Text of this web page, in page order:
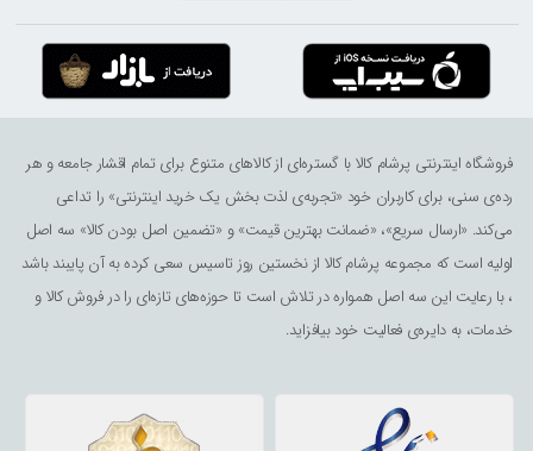
فروشگاه اینترنتی پرشام کالا با گستره‌ای از کالاهای متنوع برای تمام اقشار جامعه و هر
رده‌ی سنی، برای کاربران خود «تجربه‌ی لذت ‌بخش یک خرید اینترنتی» را تداعی
می‌کند. «ارسال سریع»، «ضمانت بهترین قیمت» و «تضمین اصل بودن کالا» سه اصل
اولیه است که مجموعه پرشام کالا از نخستین روز تاسیس سعی کرده به آن پایبند باشد
، با رعایت این سه اصل همواره در تلاش است تا حوزه‌های تازه‌ای را در فروش کالا و
خدمات، به دایره‌ی فعالیت خود بیافزاید.